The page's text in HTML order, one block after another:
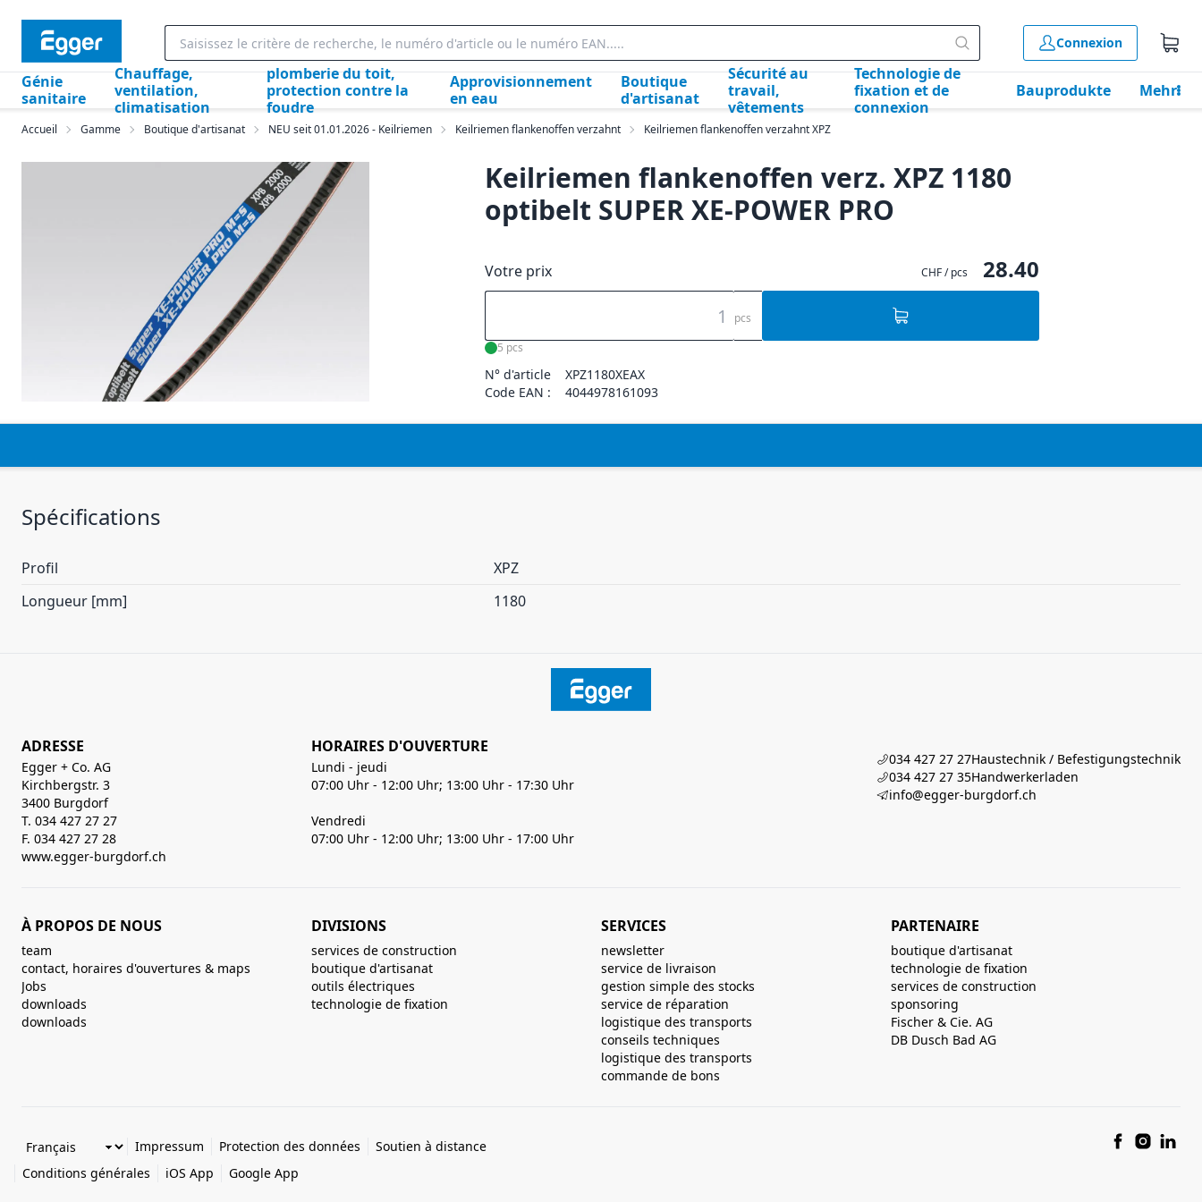
Connexion
Génie
sanitaire
Chauffage,
ventilation,
climatisation
plomberie du toit,
protection contre la
foudre
Approvisionnement
en eau
Boutique
d'artisanat
Sécurité au
travail,
vêtements
Technologie de
fixation et de
connexion
Bauprodukte Mehr
Accueil Gamme Boutique d'artisanat NEU seit 01.01.2026 - Keilriemen Keilriemen flankenoffen verzahnt Keilriemen flankenoffen verzahnt XPZ
Keilriemen flankenoffen verz. XPZ 1180
optibelt SUPER XE-POWER PRO
Votre prix CHF / pcs 28.40
pcs
5 pcs
N° d'article
XPZ1180XEAX
Code EAN :
4044978161093
Spécifications
Profil
XPZ
Longueur [mm]
1180
ADRESSE
Egger + Co. AG
Kirchbergstr. 3
3400 Burgdorf
T. 034 427 27 27
F. 034 427 27 28
www.egger-burgdorf.ch
HORAIRES D'OUVERTURE
Lundi - jeudi
07:00 Uhr - 12:00 Uhr; 13:00 Uhr - 17:30 Uhr
Vendredi
07:00 Uhr - 12:00 Uhr; 13:00 Uhr - 17:00 Uhr
034 427 27 27Haustechnik / Befestigungstechnik
034 427 27 35Handwerkerladen
info@egger-burgdorf.ch
À PROPOS DE NOUS
team
contact, horaires d'ouvertures & maps
Jobs
downloads
downloads
DIVISIONS
services de construction
boutique d'artisanat
outils électriques
technologie de fixation
SERVICES
newsletter
service de livraison
gestion simple des stocks
service de réparation
logistique des transports
conseils techniques
logistique des transports
commande de bons
PARTENAIRE
boutique d'artisanat
technologie de fixation
services de construction
sponsoring
Fischer & Cie. AG
DB Dusch Bad AG
Impressum Protection des données
Soutien à distance
Conditions générales
iOS App Google App